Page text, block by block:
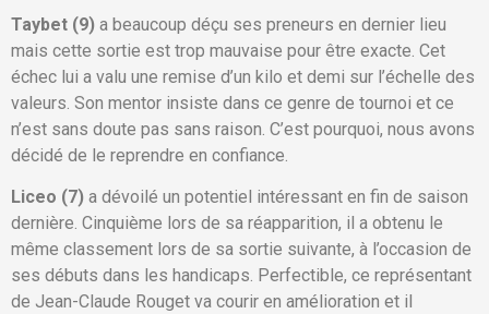
Taybet (9) a beaucoup déçu ses preneurs en dernier lieu
mais cette sortie est trop mauvaise pour être exacte. Cet
échec lui a valu une remise d’un kilo et demi sur l’échelle des
valeurs. Son mentor insiste dans ce genre de tournoi et ce
n’est sans doute pas sans raison. C’est pourquoi, nous avons
décidé de le reprendre en confiance.
Liceo (7) a dévoilé un potentiel intéressant en fin de saison
dernière. Cinquième lors de sa réapparition, il a obtenu le
même classement lors de sa sortie suivante, à l’occasion de
ses débuts dans les handicaps. Perfectible, ce représentant
de Jean-Claude Rouget va courir en amélioration et il